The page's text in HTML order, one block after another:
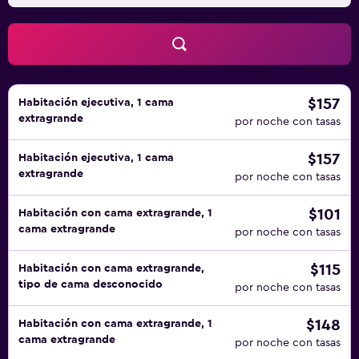
Habitación ejecutiva, 1 cama
extragrande
$157
por noche con tasas
Habitación ejecutiva, 1 cama
extragrande
$157
por noche con tasas
Habitación con cama extragrande, 1
cama extragrande
$101
por noche con tasas
Habitación con cama extragrande,
tipo de cama desconocido
$115
por noche con tasas
Habitación con cama extragrande, 1
cama extragrande
$148
por noche con tasas